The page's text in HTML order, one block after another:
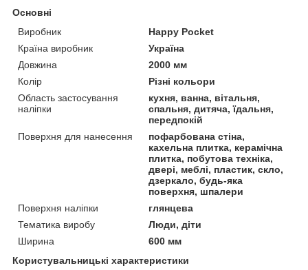
Основні
Виробник
Happy Pocket
Країна виробник
Україна
Довжина
2000 мм
Колір
Різні кольори
Область застосування
наліпки
кухня, ванна, вітальня,
спальня, дитяча, їдальня,
передпокій
Поверхня для нанесення
пофарбована стіна,
кахельна плитка, керамічна
плитка, побутова техніка,
двері, меблі, пластик, скло,
дзеркало, будь-яка
поверхня, шпалери
Поверхня наліпки
глянцева
Тематика виробу
Люди, діти
Ширина
600 мм
Користувальницькі характеристики